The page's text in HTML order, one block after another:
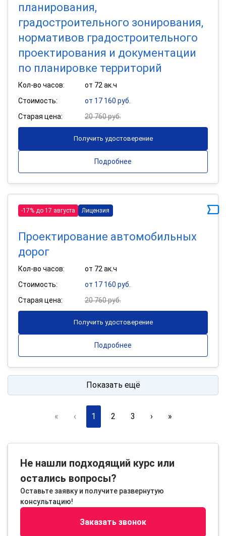
планирования,
градостроительного зонирования,
нормативов градостроительного
проектирования и документации
по планировке территорий
Кол-во часов:
от 72 ак.ч
Стоимость:
от 17 160 руб.
Старая цена:
20 760 руб.
Получить удостоверение
Подробнее
-17% до 17 августа Лицензия
Проектирование автомобильных
дорог
Кол-во часов:
от 72 ак.ч
Стоимость:
от 17 160 руб.
Старая цена:
20 760 руб.
Получить удостоверение
Подробнее
Показать ещё
« ‹ 1 2 3 › »
Не нашли подходящий курс или
остались вопросы?
Оставьте заявку и получите развернутую
консультацию!
Заказать звонок